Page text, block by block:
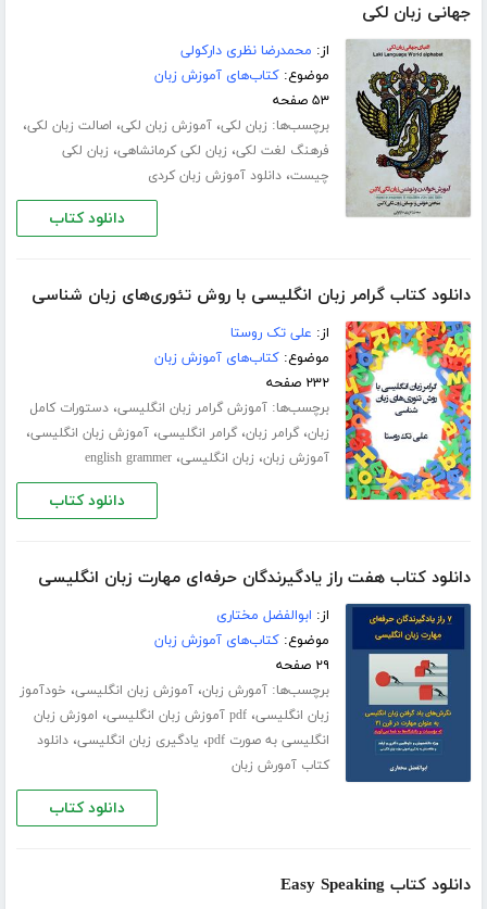
جهانی زبان لکی
از: محمدرضا نظری دارکولی
موضوع:کتاب‌های آموزش زبان
۵۳ صفحه
برچسب‌ها: زبان لکی،آموزش زبان لکی، اصالت زبان لکی،
فرهنگ لغت لکی، زبان لکی کرمانشاهی، زبان لکی
چیست،دانلود آموزش زبان کردی
دانلود کتاب
دانلود کتاب گرامر زبان انگلیسی با روش تئوری‌های زبان شناسی
از: علی تک روستا
موضوع:کتاب‌های آموزش زبان
۲۳۲ صفحه
برچسب‌ها:آموزش گرامر زبان انگلیسی،دستورات کامل
زبان،گرامر زبان،گرامر انگلیسی،آموزش زبان انگلیسی،
آموزش زبان، زبان انگلیسی،english grammer
دانلود کتاب
دانلود کتاب هفت راز یادگیرندگان حرفه‌ای مهارت زبان انگلیسی
از: ابوالفضل مختاری
موضوع:کتاب‌های آموزش زبان
۲۹ صفحه
برچسب‌ها:آمورش زبان،آموزش زبان انگلیسی، خودآموز
زبان انگلیسی،pdf آموزش زبان انگلیسی ، اموزش زبان
انگلیسی به صورت pdf
، یادگیری زبان انگلیسی،دانلود
کتاب آمورش زبان
دانلود کتاب
دانلود کتاب Easy Speaking